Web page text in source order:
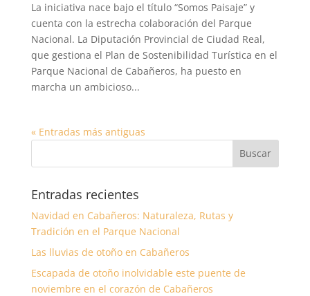
La iniciativa nace bajo el título “Somos Paisaje” y
cuenta con la estrecha colaboración del Parque
Nacional. La Diputación Provincial de Ciudad Real,
que gestiona el Plan de Sostenibilidad Turística en el
Parque Nacional de Cabañeros, ha puesto en
marcha un ambicioso...
« Entradas más antiguas
Entradas recientes
Navidad en Cabañeros: Naturaleza, Rutas y
Tradición en el Parque Nacional
Las lluvias de otoño en Cabañeros
Escapada de otoño inolvidable este puente de
noviembre en el corazón de Cabañeros